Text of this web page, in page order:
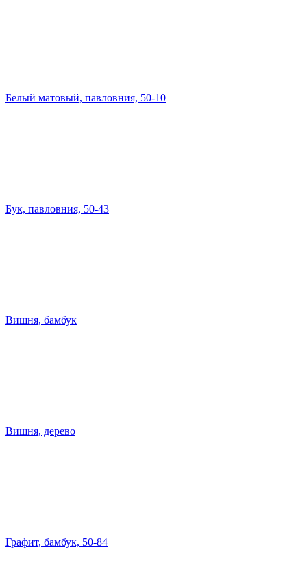
Белый матовый, павловния, 50-10
Бук, павловния, 50-43
Вишня, бамбук
Вишня, дерево
Графит, бамбук, 50-84